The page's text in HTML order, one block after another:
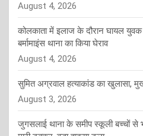
August 4, 2026
कोलकाता में इलाज के दौरान घायल
बर्मामाइंस थाना का किया घेराव
August 4, 2026
सुमित अग्रवाल हत्याकांड का खुलासा,
August 3, 2026
जुगसलाई थाना के समीप स्कूली बच्चों से